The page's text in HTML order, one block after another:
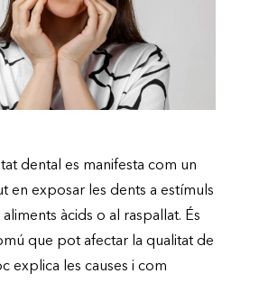
dental es manifesta com un
en exposar les dents a estímuls
àcids o al raspallat. És
que pot afectar la qualitat de
explica les causes i com